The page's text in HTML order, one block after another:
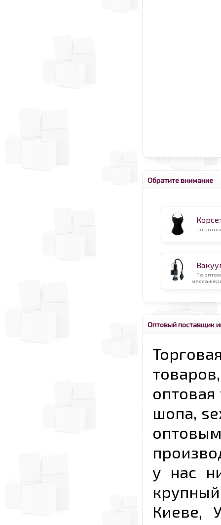
Обратите внимание
По
По
Оптовый поставщик
шопа,
у нас
Киеве,